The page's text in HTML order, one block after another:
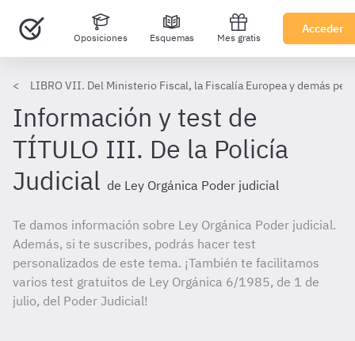
Oposiciones Esquemas Mes gratis
Acceder
LIBRO VII. Del Ministerio Fiscal, la Fiscalía Europea y demás
Información y test de
TÍTULO III. De la Policía
Judicial de Ley Orgánica Poder judicial
Te damos información sobre Ley Orgánica Poder judicial.
Además, si te suscribes, podrás hacer test
personalizados de este tema. ¡También te facilitamos
varios test gratuitos de Ley Orgánica 6/1985, de 1 de
julio, del Poder Judicial!